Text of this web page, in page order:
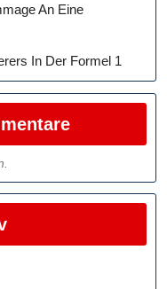
An Eine
In Der Formel 1